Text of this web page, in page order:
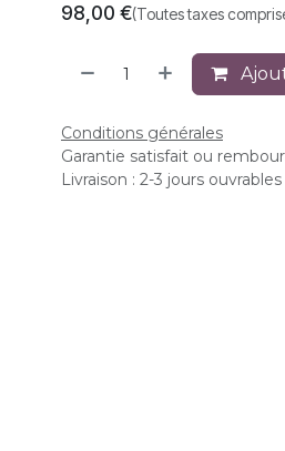
98,00 €(Toutes taxes
Conditions générales
Garantie satisfait ou
Livraison : 2-3 jours ouvrables